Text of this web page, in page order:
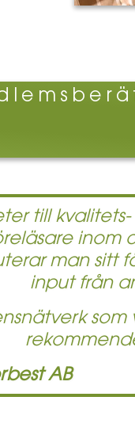
till
inom
man sitt
input från
som
AB